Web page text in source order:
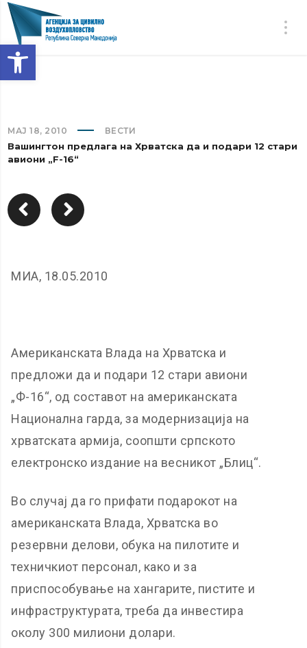
Open toolbar
МАЈ 18, 2010 ВЕСТИ
Вашингтон предлага на Хрватска да и подари 12 стари
авиони „F-16“
МИА, 18.05.2010
Американската Влада на Хрватска и
предложи да и подари 12 стари авиони
„Ф-16“, од составот на американската
Национална гарда, за модернизација на
хрватската армија, соопшти српското
електронско издание на весникот „Блиц“.
Во случај да го прифати подарокот на
американската Влада, Хрватска во
резервни делови, обука на пилотите и
техничкиот персонал, како и за
приспособување на хангарите, пистите и
инфраструктурата, треба да инвестира
околу 300 милиони долари.